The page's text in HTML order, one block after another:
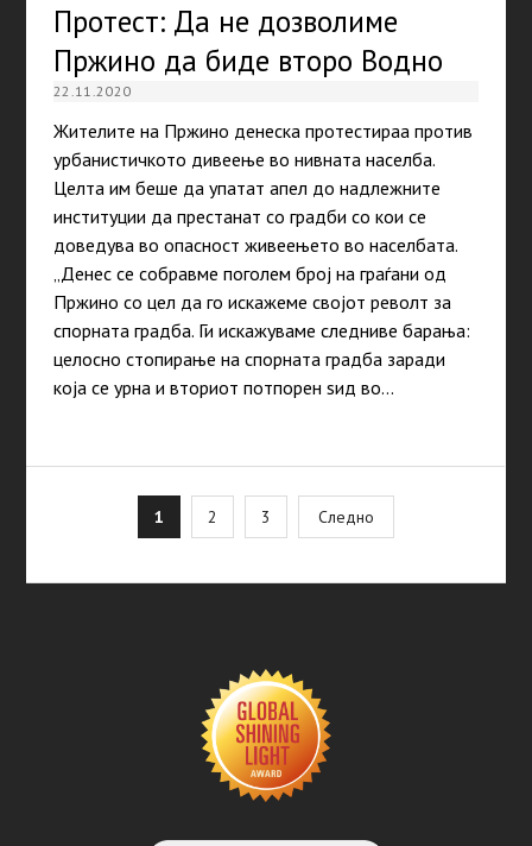
Протест: Да не дозволиме
Пржино да биде второ Водно
22.11.2020
Жителите на Пржино денеска протестираа против
урбанистичкото дивеење во нивната населба.
Целта им беше да упатат апел до надлежните
институции да престанат со градби со кои се
доведува во опасност живеењето во населбата.
„Денес се собравме поголем број на граѓани од
Пржино со цел да го искажеме својот револт за
спорната градба. Ги искажуваме следниве барања:
целосно стопирање на спорната градба заради
која се урна и вториот потпорен ѕид во…
pagination
1 2 3 Следно